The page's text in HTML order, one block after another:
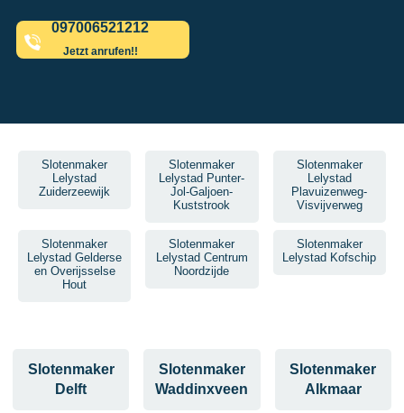
097006521212
Jetzt anrufen!!
Slotenmaker
Lelystad
Zuiderzeewijk
Slotenmaker
Lelystad Punter-
Jol-Galjoen-
Kuststrook
Slotenmaker
Lelystad
Plavuizenweg-
Visvijverweg
Slotenmaker
Lelystad Gelderse
en Overijsselse
Hout
Slotenmaker
Lelystad Centrum
Noordzijde
Slotenmaker
Lelystad Kofschip
Slotenmaker
Delft
Slotenmaker
Waddinxveen
Slotenmaker
Alkmaar